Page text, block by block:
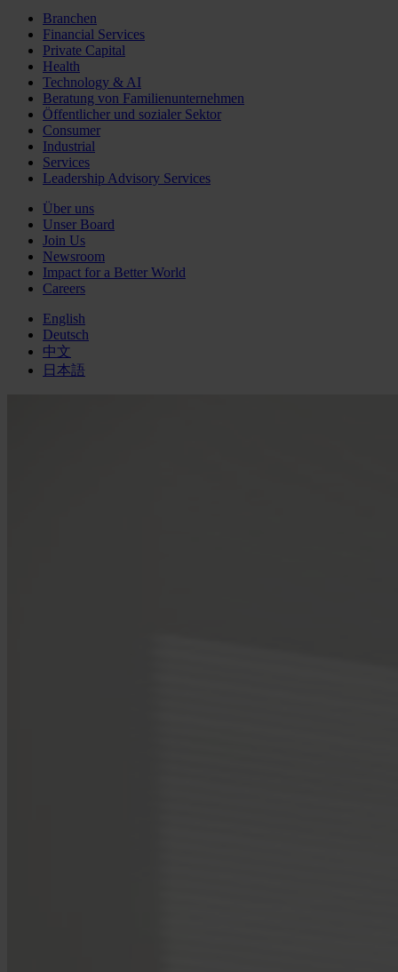
Branchen
Financial Services
Private Capital
Health
Technology & AI
Beratung von Familienunternehmen
Öffentlicher und sozialer Sektor
Consumer
Industrial
Services
Leadership Advisory Services
Über uns
Unser Board
Join Us
Newsroom
Impact for a Better World
Careers
English
Deutsch
中文
日本語